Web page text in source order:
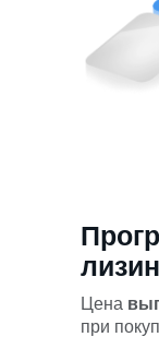
Цена
при